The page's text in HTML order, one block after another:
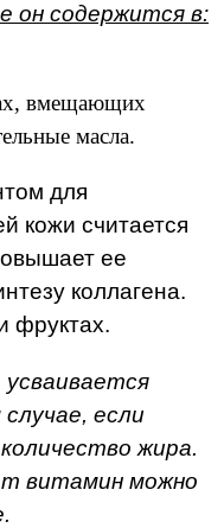
он содержится в:
вмещающих
масла.
для
кожи считается
ее
коллагена.
фруктах.
если
жира.
витамин можно